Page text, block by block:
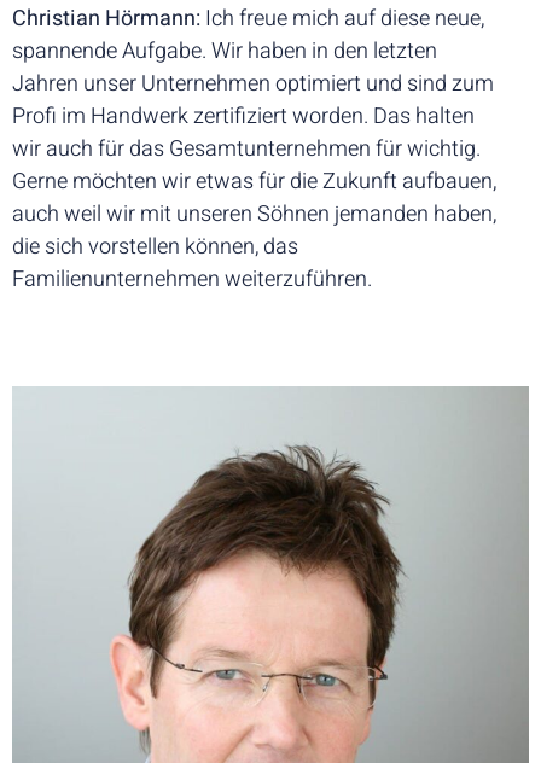
Christian Hörmann:Ich freue mich auf diese neue,
spannende Aufgabe. Wir haben in den letzten
Jahren unser Unternehmen optimiert und sind zum
Profi im Handwerk zertifiziert worden. Das halten
wir auch für das Gesamtunternehmen für wichtig.
Gerne möchten wir etwas für die Zukunft aufbauen,
auch weil wir mit unseren Söhnen jemanden haben,
die sich vorstellen können, das
Familienunternehmen weiterzuführen.